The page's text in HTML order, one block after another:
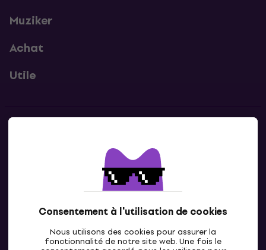
Consentement à l'utilisation de cookies
Nous utilisons des cookies pour assurer la
fonctionnalité de notre site web. Une fois le
Muziker
Achat
Utile
Contacte nous